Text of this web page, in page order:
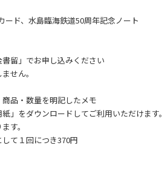
、水島臨海鉄道50周年記念ノート
留」でお申し込みください
せん。
・数量を明記したメモ
ウンロードしてご利用いただけます。
す。
回につき370円